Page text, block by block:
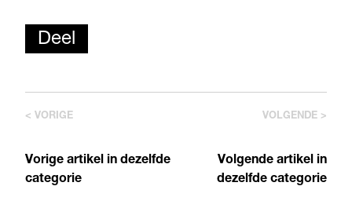
Deel
< VORIGE
Vorige artikel in dezelfde
categorie
VOLGENDE >
Volgende artikel in
dezelfde categorie